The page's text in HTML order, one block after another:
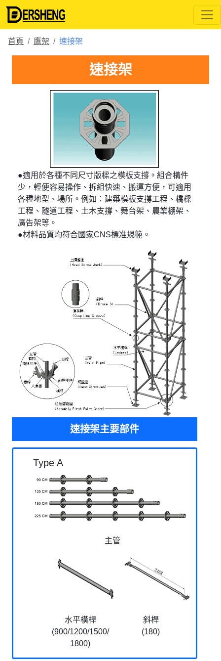
首頁 鷹架 速接架
速接架
●適用於各種不同尺寸版樑之模板支撐。組合構件
少，輕便容易操作、拆組快速、搬運方便，可適用
各種地型、場所。例如：建築模板支撐工程、橋樑
工程、隧道工程、土木支撐、舞台架、農業棚架、
廣告架等。
●材料品質均符合國家CNS標准規範。
速接架主要部件
Type A
主管
水平橫桿
(900/1200/1500/
1800)
斜桿
(180)